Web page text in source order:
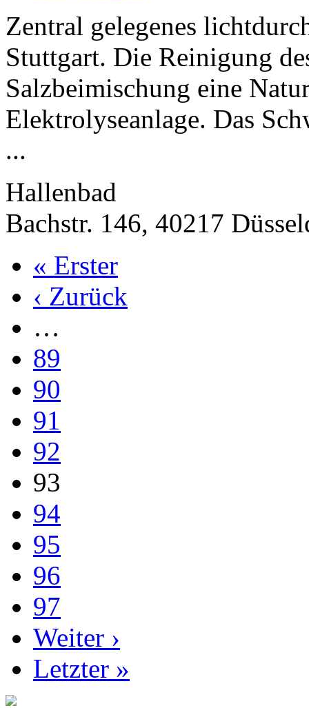
Zentral gelegenes
Stuttgart. Die Reinigung
Salzbeimischung eine
Elektrolyseanlage. Das
...
Hallenbad
Bachstr. 146, 40217
« Erster
‹ Zurück
…
89
90
91
92
93
94
95
96
97
Weiter ›
Letzter »